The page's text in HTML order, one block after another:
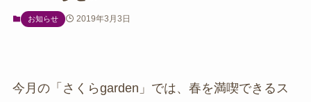
お知らせ 2019年3月3日
今月の「さくらgarden」では、春を満喫できるス